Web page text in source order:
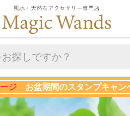
ジ お盆期間のスタンプキャン